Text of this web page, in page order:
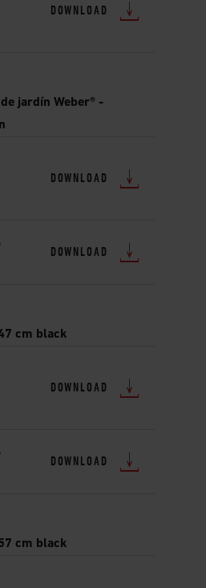
DOWNLOAD
jardín Weber® -
DOWNLOAD
DOWNLOAD
cm black
DOWNLOAD
DOWNLOAD
cm black